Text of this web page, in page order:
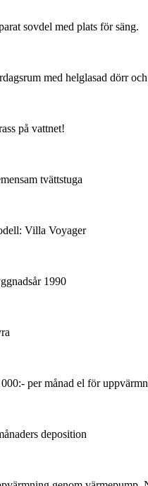
sovdel med plats för säng.
med helglasad dörr
på vattnet!
tvättstuga
Villa Voyager
1990
per månad el för
deposition